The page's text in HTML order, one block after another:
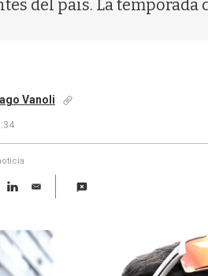
del país. La temporada
Vanoli
L
k
e
d
E
i
l